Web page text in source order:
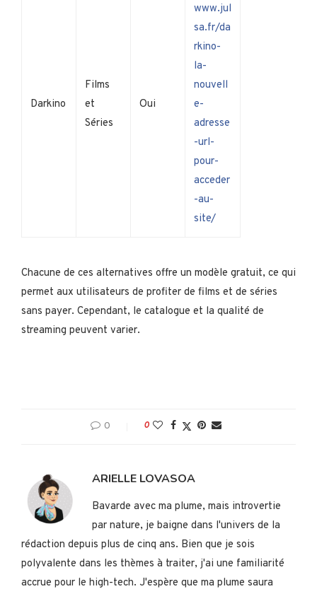
Darkino
Films
et
Séries
Oui
www.jul
sa.fr/da
rkino-
la-
nouvell
e-
adresse
-url-
pour-
acceder
-au-
site/
Chacune de ces alternatives offre un modèle gratuit, ce qui
permet aux utilisateurs de profiter de films et de séries
sans payer. Cependant, le catalogue et la qualité de
streaming peuvent varier.
0 0
ARIELLE LOVASOA
Bavarde avec ma plume, mais introvertie
par nature, je baigne dans l'univers de la
rédaction depuis plus de cinq ans. Bien que je sois
polyvalente dans les thèmes à traiter, j'ai une familiarité
accrue pour le high-tech. J'espère que ma plume saura